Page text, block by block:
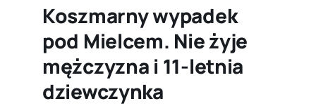
Koszmarny wypadek
pod Mielcem. Nie żyje
mężczyzna i 11-letnia
dziewczynka